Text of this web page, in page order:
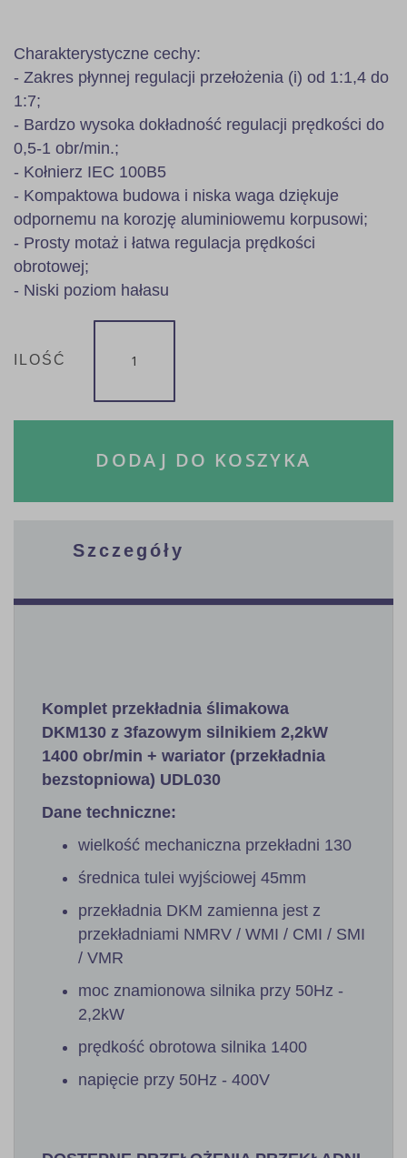
Charakterystyczne cechy:
- Zakres płynnej regulacji przełożenia (i) od 1:1,4 do
1:7;
- Bardzo wysoka dokładność regulacji prędkości do
0,5-1 obr/min.;
- Kołnierz IEC 100B5
- Kompaktowa budowa i niska waga dziękuje
odpornemu na korozję aluminiowemu korpusowi;
- Prosty motaż i łatwa regulacja prędkości
obrotowej;
- Niski poziom hałasu
ILOŚĆ
DODAJ DO KOSZYKA
Szczegóły
Komplet przekładnia ślimakowa
DKM130 z 3fazowym silnikiem 2,2kW
1400 obr/min + wariator (przekładnia
bezstopniowa) UDL030
Dane techniczne:
wielkość mechaniczna przekładni 130
średnica tulei wyjściowej 45mm
przekładnia DKM zamienna jest z
przekładniami NMRV / WMI / CMI / SMI
/ VMR
moc znamionowa silnika przy 50Hz -
2,2kW
prędkość obrotowa silnika 1400
napięcie przy 50Hz - 400V